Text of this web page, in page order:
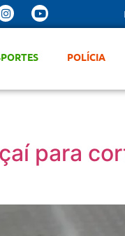
POLÍCIA
para